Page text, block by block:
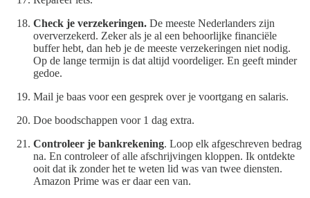
Check je verzekeringen. De meeste Nederlanders zijn
oververzekerd. Zeker als je al een behoorlijke financiële
buffer hebt, dan heb je de meeste verzekeringen niet nodig.
Op de lange termijn is dat altijd voordeliger. En geeft minder
gedoe.
Mail je baas voor een gesprek over je voortgang en salaris.
Doe boodschappen voor 1 dag extra.
Controleer je bankrekening. Loop elk afgeschreven bedrag
na. En controleer of alle afschrijvingen kloppen. Ik ontdekte
ooit dat ik zonder het te weten lid was van twee diensten.
Amazon Prime was er daar een van.